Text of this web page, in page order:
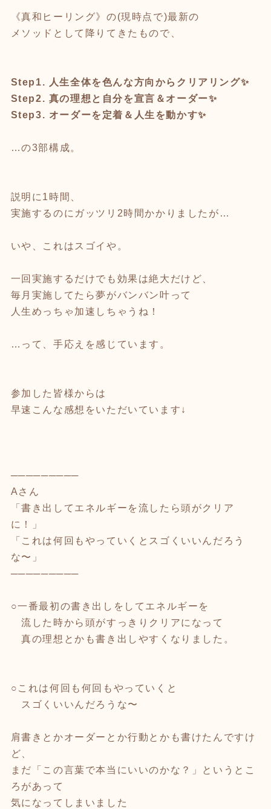
《真和ヒーリング》の(現時点で)最新の
メソッドとして降りてきたもので、
Step1. 人生全体を色んな方向からクリアリング✨
Step2. 真の理想と自分を宣言＆オーダー✨
Step3. オーダーを定着＆人生を動かす✨
…の3部構成。
説明に1時間、
実施するのにガッツリ2時間かかりましたが…
いや、これはスゴイや。
一回実施するだけでも効果は絶大だけど、
毎月実施してたら夢がバンバン叶って
人生めっちゃ加速しちゃうね！
…って、手応えを感じています。
参加した皆様からは
早速こんな感想をいただいています↓
─────────
Aさん
「書き出してエネルギーを流したら頭がクリア
に！」
「 これは何回もやっていくと スゴくいいんだろう
な〜 」
─────────
○一番最初の書き出しをしてエネルギーを
流した時から頭がすっきりクリアになって
真の理想とかも書き出しやすくなりました。
○これは何回も何回もやっていくと
スゴくいいんだろうな〜
肩書きとかオーダーとか行動とかも書けたんですけ
ど、
まだ「この言葉で本当にいいのかな？」というとこ
ろがあって
気になってしまいました